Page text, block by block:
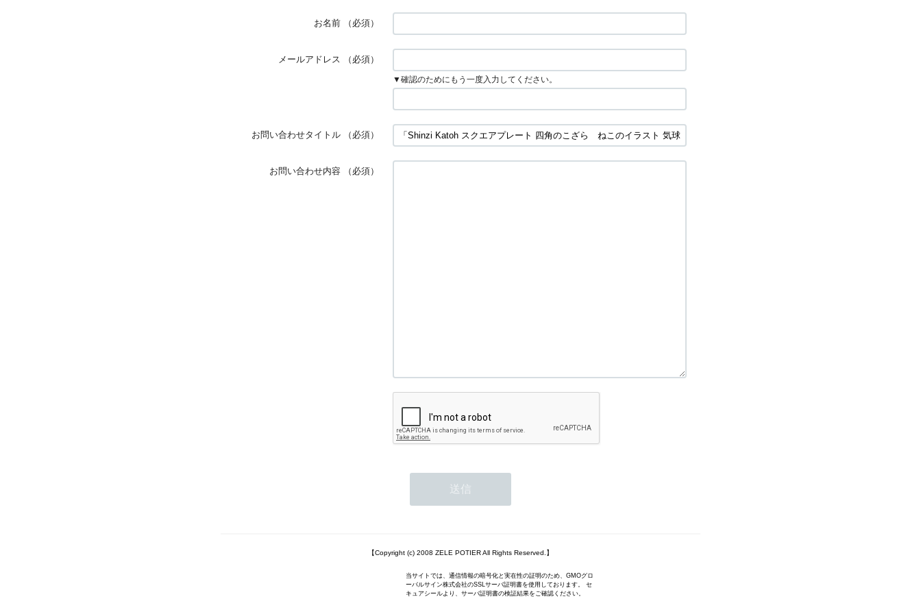
お名前 （必須）
メールアドレス （必須）
▼確認のためにもう一度入力してください。
お問い合わせタイトル （必須）
お問い合わせ内容 （必須）
【Copyright (c) 2008 ZELE POTIER All Rights Reserved.】
当サイトでは、通信情報の暗号化と実在性の証明のため、GMOグロ
ーバルサイン株式会社のSSLサーバ証明書を使用しております。 セ
キュアシールより、サーバ証明書の検証結果をご確認ください。